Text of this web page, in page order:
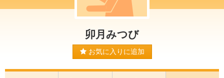
卯月みつび
お気に入りに追加